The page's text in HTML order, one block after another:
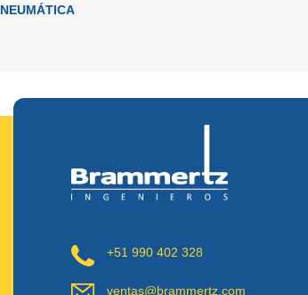
NEUMÁTICA
+51 990 402 328
ventas@brammertz.com